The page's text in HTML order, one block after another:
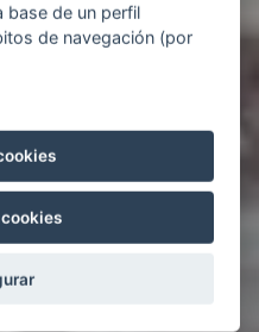
base de un perfil
de navegación (por